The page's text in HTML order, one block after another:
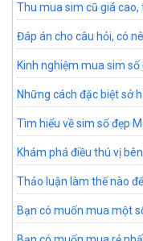
Thu mua sim cũ giá
Đáp án cho câu hỏi, có
Kinh nghiệm mua sim
Những cách đặc biệt sở
Tìm hiểu về sim số đẹp
Khám phá điều thú vị
Thảo luận làm thế nào
Bạn có muốn mua một